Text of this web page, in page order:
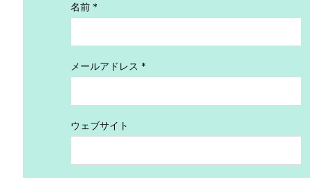
名前 *
メールアドレス *
ウェブサイト